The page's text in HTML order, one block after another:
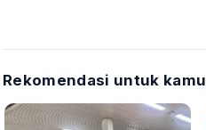
Rekomendasi untuk kamu